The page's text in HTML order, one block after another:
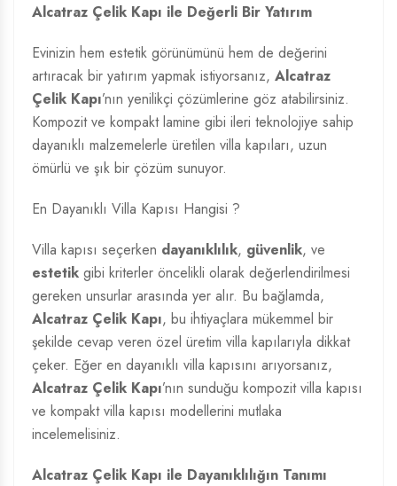
Alcatraz Çelik Kapı ile Değerli Bir Yatırım
Evinizin hem estetik görünümünü hem de değerini
artıracak bir yatırım yapmak istiyorsanız, Alcatraz
Çelik Kapı’nın yenilikçi çözümlerine göz atabilirsiniz.
Kompozit ve kompakt lamine gibi ileri teknolojiye sahip
dayanıklı malzemelerle üretilen villa kapıları, uzun
ömürlü ve şık bir çözüm sunuyor.
En Dayanıklı Villa Kapısı Hangisi ?
Villa kapısı seçerken dayanıklılık, güvenlik, ve
estetik gibi kriterler öncelikli olarak değerlendirilmesi
gereken unsurlar arasında yer alır. Bu bağlamda,
Alcatraz Çelik Kapı, bu ihtiyaçlara mükemmel bir
şekilde cevap veren özel üretim villa kapılarıyla dikkat
çeker. Eğer en dayanıklı villa kapısını arıyorsanız,
Alcatraz Çelik Kapı’nın sunduğu kompozit villa kapısı
ve kompakt villa kapısı modellerini mutlaka
incelemelisiniz.
Alcatraz Çelik Kapı ile Dayanıklılığın Tanımı